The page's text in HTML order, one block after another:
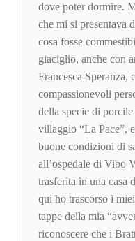
dove poter dormire.
che mi si presentava
cosa fosse
giaciglio, anche con
Francesca Speranza,
compassionevoli
della specie di
villaggio “La Pace”,
buone condizioni di
all’ospedale di Vibo
trasferita in una casa
qui ho trascorso i
tappe della mia
riconoscere che i